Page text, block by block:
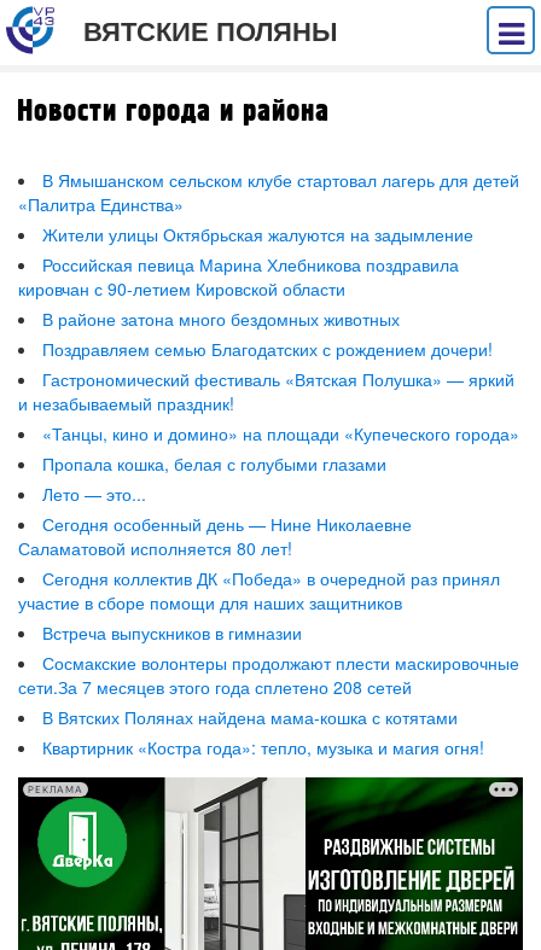
ВЯТСКИЕ ПОЛЯНЫ
Новости города и района
В Ямышанском сельском клубе стартовал лагерь для детей
«Палитра Единства»
Жители улицы Октябрьская жалуются на задымление
Российская певица Марина Хлебникова поздравила
кировчан с 90-летием Кировской области
В районе затона много бездомных животных
Поздравляем семью Благодатских с рождением дочери!
Гастрономический фестиваль «Вятская Полушка» — яркий
и незабываемый праздник!
«Танцы, кино и домино» на площади «Купеческого города»
Пропала кошка, белая с голубыми глазами
Лето — это...
Сегодня особенный день — Нине Николаевне
Саламатовой исполняется 80 лет!
Сегодня коллектив ДК «Победа» в очередной раз принял
участие в сборе помощи для наших защитников
Встреча выпускников в гимназии
Сосмакские волонтеры продолжают плести маскировочные
сети.За 7 месяцев этого года сплетено 208 сетей
В Вятских Полянах найдена мама-кошка с котятами
Квартирник «Костра года»: тепло, музыка и магия огня!
РЕКЛАМА